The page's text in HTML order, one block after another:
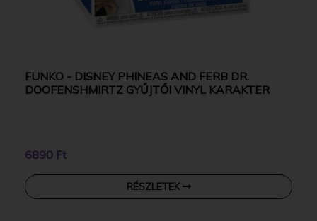
FUNKO - DISNEY PHINEAS AND FERB DR.
DOOFENSHMIRTZ GYŰJTŐI VINYL KARAKTER
6890 Ft
RÉSZLETEK